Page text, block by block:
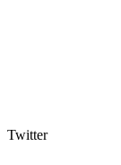
Twitter